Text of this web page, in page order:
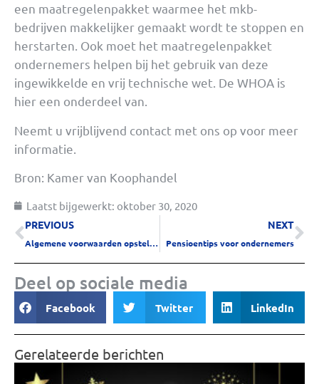
een maatregelenpakket waarmee het mkb-
bedrijven makkelijker gemaakt wordt te stoppen en
herstarten. Ook moet het maatregelenpakket
ondernemers helpen bij het gebruik van deze
ingewikkelde en vrij technische wet. De WHOA is
hier een onderdeel van.
Neemt u vrijblijvend contact met ons op voor meer
informatie.
Bron: Kamer van Koophandel
Laatst bijgewerkt: oktober 30, 2020
PREVIOUS
Algemene voorwaarden opstellen
NEXT
Pensioentips voor ondernemers
Deel op sociale media
Facebook Twitter LinkedIn
Gerelateerde berichten